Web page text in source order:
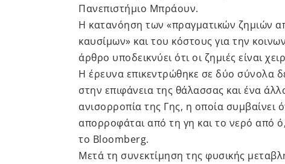
Πανεπιστήμιο Μπράουν.
Η κατανόηση των «πραγματικών ζημιών
καυσίμων» και του κόστους για την
άρθρο υποδεικνύει ότι οι ζημιές είναι
Η έρευνα επικεντρώθηκε σε δύο σύνολα
στην επιφάνεια της θάλασσας και ένα
ανισορροπία της Γης, η οποία συμβαίνει
απορροφάται από τη γη και το νερό από
το Bloomberg.
Μετά τη συνεκτίμηση της φυσικής